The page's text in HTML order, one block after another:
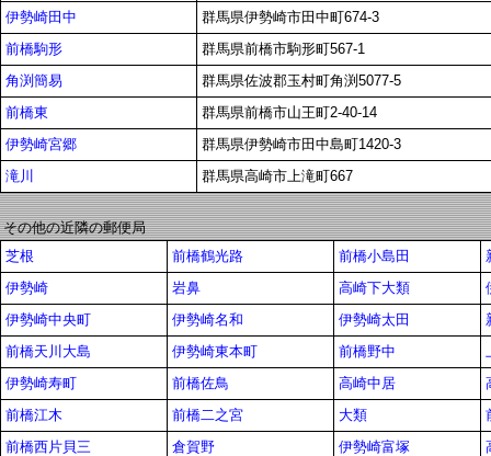
伊勢崎田中
群馬県伊勢崎市田中町674-3
前橋駒形
群馬県前橋市駒形町567-1
角渕簡易
群馬県佐波郡玉村町角渕5077-5
前橋東
群馬県前橋市山王町2-40-14
伊勢崎宮郷
群馬県伊勢崎市田中島町1420-3
滝川
群馬県高崎市上滝町667
その他の近隣の郵便局
芝根
前橋鶴光路 前橋小島田
伊勢崎
岩鼻 高崎下大類
伊勢崎中央町
伊勢崎名和 伊勢崎太田
前橋天川大島
伊勢崎東本町 前橋野中
伊勢崎寿町
前橋佐鳥 高崎中居
前橋江木
前橋二之宮 大類
前橋西片貝三
倉賀野 伊勢崎富塚